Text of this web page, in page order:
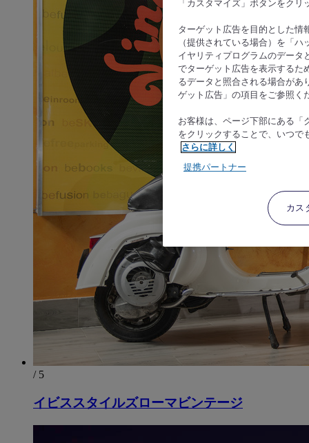
/ 5
イビススタイルズローマビンテージ
「カスタマイズ」ボタンをク
ターゲット広告を目的とした情
（提供されている場合）を「
イヤリティプログラムのデータ
でターゲット広告を表示するた
るデータと照合される場合があ
ゲット広告」の項目をご参照く
お客様は、ページ下部にある「
をクリックすることで、いつで
さらに詳しく
提携パートナー
カス